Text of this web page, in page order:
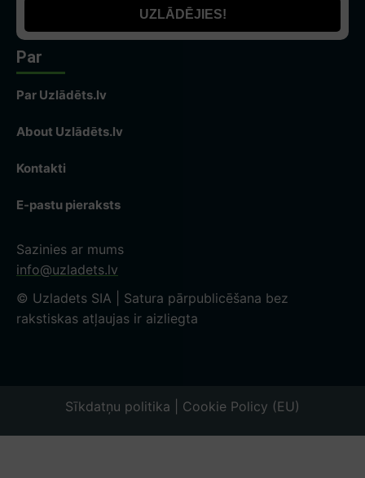
Par
Par Uzlādēts.lv
About Uzlādēts.lv
Kontakti
E-pastu pieraksts
Sazinies ar mums
info@uzladets.lv
© Uzladets SIA | Satura pārpublicēšana bez
rakstiskas atļaujas ir aizliegta
Sīkdatņu politika | Cookie Policy (EU)